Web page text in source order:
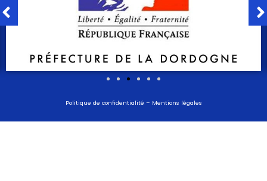
Politique de confidentialité – Mentions légales